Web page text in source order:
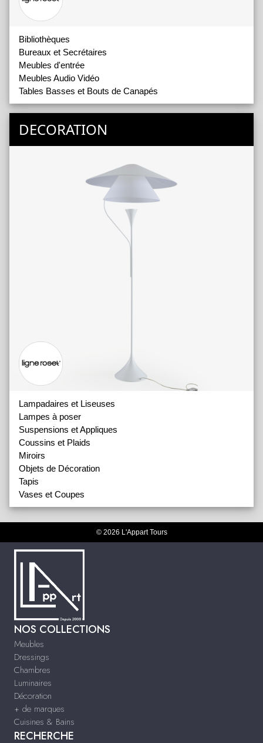
Bibliothèques
Bureaux et Secrétaires
Meubles d'entrée
Meubles Audio Vidéo
Tables Basses et Bouts de Canapés
DECORATION
Lampadaires et Liseuses
Lampes à poser
Suspensions et Appliques
Coussins et Plaids
Miroirs
Objets de Décoration
Tapis
Vases et Coupes
© 2026 L'Appart Tours
NOS COLLECTIONS
Meubles
Dressings
Chambres
Luminaires
Décoration
+ de marques
Cuisines & Bains
RECHERCHE